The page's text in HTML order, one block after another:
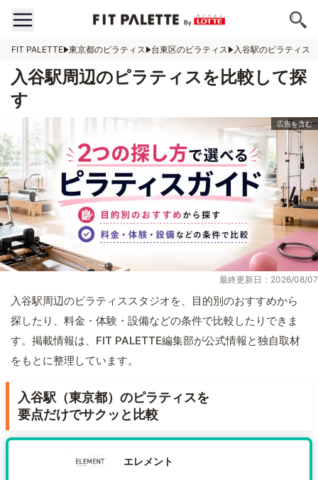
FIT PALETTE 東京都のピラティス 台東区のピラティス 入谷駅のピラティス
入谷駅周辺のピラティスを比較して探
す
最終更新日：2026/08/07
入谷駅周辺のピラティススタジオを、目的別のおすすめから
探したり、料金・体験・設備などの条件で比較したりできま
す。掲載情報は、FIT PALETTE編集部が公式情報と独自取材
をもとに整理しています。
入谷駅（東京都）のピラティスを
要点だけでサクッと比較
エレメント